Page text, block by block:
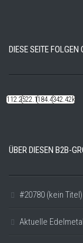
DIESE SEITE FOLGEN
112.22k522.14k184.48k342.42k
ÜBER DIESEN B2B-
#20780 (kein Titel)
Aktuelle